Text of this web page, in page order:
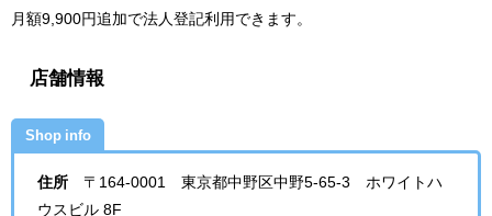
月額9,900円追加で法人登記利用できます。
店舗情報
Shop info
住所 〒164-0001 東京都中野区中野5-65-3 ホワイトハ
ウスビル 8F